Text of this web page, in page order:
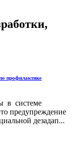
профилактике
в системе
предупреждение
дезадап...